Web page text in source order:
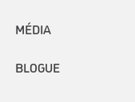
MÉDIA
BLOGUE